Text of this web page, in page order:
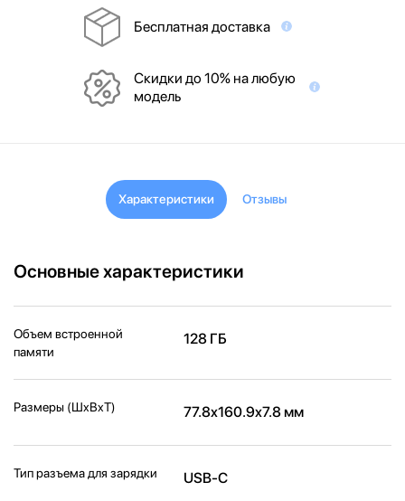
Бесплатная доставка
Скидки до 10% на любую
модель
Характеристики Отзывы
Основные характеристики
Объем встроенной
памяти
128 ГБ
Размеры (ШxВxТ) 77.8x160.9x7.8 мм
Тип разъема для зарядки USB-C